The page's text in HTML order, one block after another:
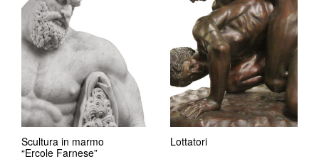
Scultura in marmo
“Ercole Farnese”
Lottatori